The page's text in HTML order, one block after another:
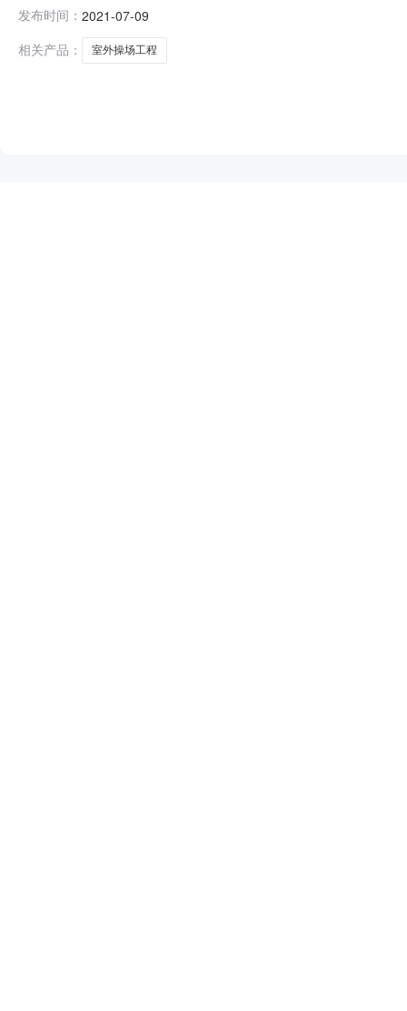
元，具体以施工图纸、工程量清单(发包价)和有关说明为
（3）工期要求：30日历天3、招
发布时间： 2021-07-09
相关产品：
室外操场工程